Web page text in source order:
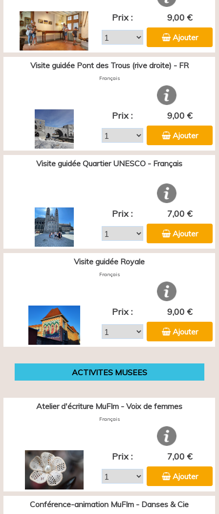
Prix : 9,00 €
Ajouter
Visite guidée Pont des Trous (rive droite) - FR
Français
Prix : 9,00 €
Ajouter
Visite guidée Quartier UNESCO - Français
Prix : 7,00 €
Ajouter
Visite guidée Royale
Français
Prix : 9,00 €
Ajouter
ACTIVITES MUSEES
Atelier d'écriture MuFIm - Voix de femmes
Français
Prix : 7,00 €
Ajouter
Conférence-animation MuFIm - Danses & Cie